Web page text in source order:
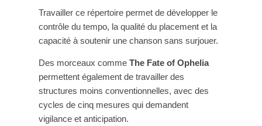
Travailler ce répertoire permet de développer le
contrôle du tempo, la qualité du placement et la
capacité à soutenir une chanson sans surjouer.
Des morceaux comme The Fate of Ophelia
permettent également de travailler des
structures moins conventionnelles, avec des
cycles de cinq mesures qui demandent
vigilance et anticipation.